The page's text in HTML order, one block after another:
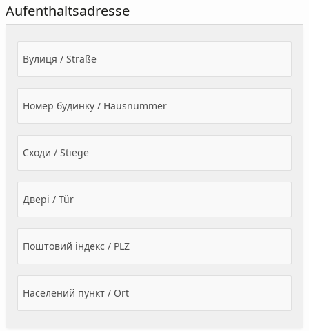
Aufenthaltsadresse
Вулиця / Straße
Номер будинку / Hausnummer
Сходи / Stiege
Двері / Tür
Поштовий індекс / PLZ
Населений пункт / Ort